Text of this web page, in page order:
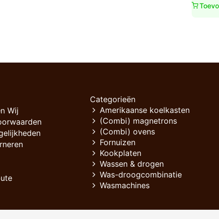
Wij
Categorieën
Amerikaanse koelkasten
(Combi) magnetrons
(Combi) ovens
Fornuizen
Kookplaten
Wassen & drogen
Was-droogcombinatie
Wasmachines